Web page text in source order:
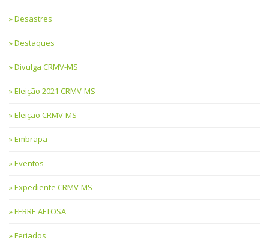
Desastres
Destaques
Divulga CRMV-MS
Eleição 2021 CRMV-MS
Eleição CRMV-MS
Embrapa
Eventos
Expediente CRMV-MS
FEBRE AFTOSA
Feriados